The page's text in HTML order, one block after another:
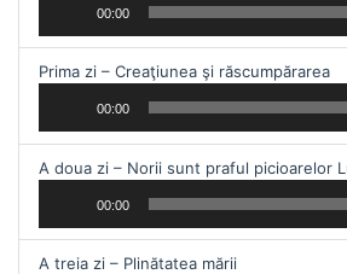
00:00
Prima zi – Creaţiunea şi răscumpărarea
00:00
A doua zi – Norii sunt praful picioarelor
00:00
A treia zi – Plinătatea măriiAudio